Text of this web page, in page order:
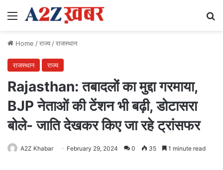
Menu
Home /राज्य/राजस्थान
राजस्थान राज्य
Rajasthan: तबादलों का मुद्दा गरमाया,
BJP नेताओं की टेंशन भी बढ़ी, डोटासरा
बोले- जाति देखकर किए जा रहे ट्रांसफर
A2Z Khabar February 29, 2024 0 35 1 minute read